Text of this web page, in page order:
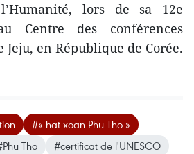
lors de ​sa 12e
Centre des conférences
en République de Corée.
#« hat xoan Phu Tho »
Tho
#certificat de l'UNESCO